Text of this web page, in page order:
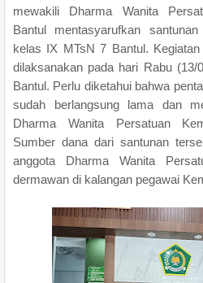
mewakili Dharma Wanita
Bantul mentasyarufkan
kelas IX MTsN 7 Bantul.
dilaksanakan pada hari Rabu
Bantul. Perlu diketahui bahwa
sudah berlangsung lama dan
Dharma Wanita Persatuan
Sumber dana dari santunan
anggota Dharma Wanita
dermawan di kalangan pegawai